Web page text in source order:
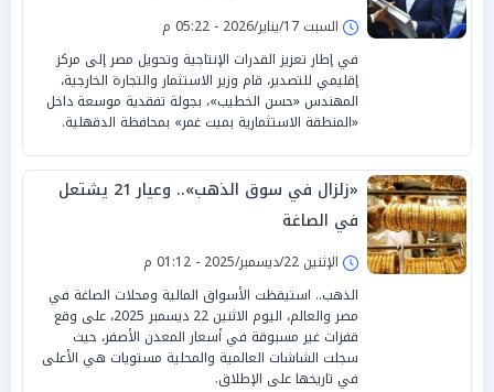
السبت 17/يناير/2026 - 05:22 م
في إطار تعزيز القدرات الإنتاجية وتحويل مصر إلى مركز
إقليمي للتصدير، قام وزير الاستثمار والتجارة الخارجية،
المهندس «حسن الخطيب»، بجولة تفقدية موسعة داخل
«المنطقة الاستثمارية بميت غمر» بمحافظة الدقهلية.
«زلزال في سوق الذهب».. وعيار 21 يشتعل
في الصاغة
الإثنين 22/ديسمبر/2025 - 01:12 م
الذهب.. استيقظت الأسواق المالية ومحلات الصاغة في
مصر والعالم، اليوم الاثنين 22 ديسمبر 2025، على وقع
قفزات غير مسبوقة في أسعار المعدن الأصفر، حيث
سجلت الشاشات العالمية والمحلية مستويات هي الأعلى
في تاريخها على الإطلاق.